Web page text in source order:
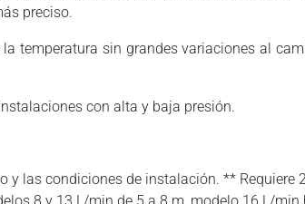
preciso.
temperatura sin grandes variaciones al
con alta y baja presión.
y las condiciones de instalación. ** Requiere